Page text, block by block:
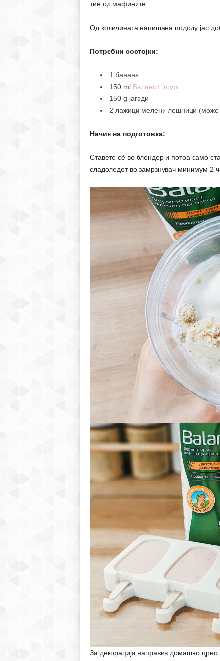
тие од мафините.
Од количината напишана подолу јас
Потребни состојки:
1 банана
150 ml Баланс+ јогурт
150 g јагоди
2 лажици мелени лешници (може
Начин на подготовка:
Ставете сè во блендер и потоа само
сладоледот во замрзнувач минимум 2
За декорација направив домашно црно